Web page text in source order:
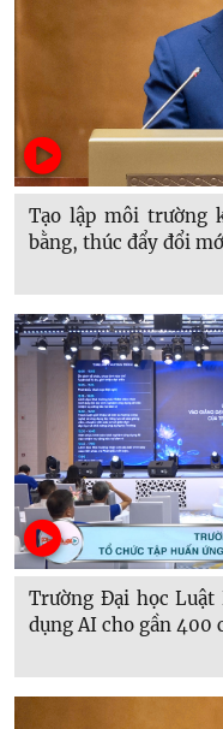
Tạo lập môi trường
bằng, thúc đẩy đổi
Trường Đại học Luật
dụng AI cho gần 400